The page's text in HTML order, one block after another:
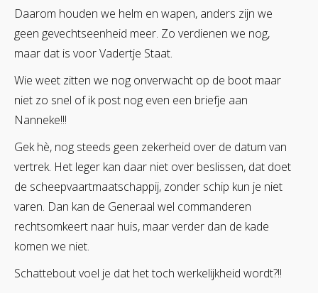
Daarom houden we helm en wapen, anders zijn we
geen gevechtseenheid meer. Zo verdienen we nog,
maar dat is voor Vadertje Staat.
Wie weet zitten we nog onverwacht op de boot maar
niet zo snel of ik post nog even een briefje aan
Nanneke!!!
Gek hè, nog steeds geen zekerheid over de datum van
vertrek. Het leger kan daar niet over beslissen, dat doet
de scheepvaartmaatschappij, zonder schip kun je niet
varen. Dan kan de Generaal wel commanderen
rechtsomkeert naar huis, maar verder dan de kade
komen we niet.
Schattebout voel je dat het toch werkelijkheid wordt?!!